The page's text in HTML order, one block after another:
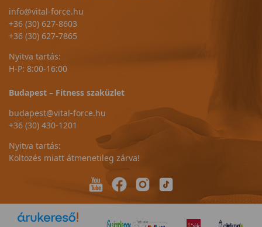
info@vital-force.hu
+36 (30) 627-8603
+36 (30) 627-7865
Nyitva tartás:
H-P: 8:00-16:00
Budapest – Fitness szaküzlet
budapest@vital-force.hu
+36 (30) 430-1201
Nyitva tartás:
Költözés miatt átmenetileg zárva!